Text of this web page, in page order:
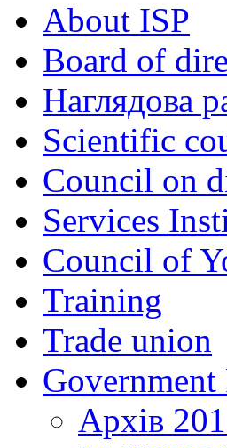
About ISP
Board of
Наглядова
Scientific
Council on
Services
Council of
Training
Trade union
Government
Архів